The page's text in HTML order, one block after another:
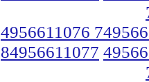
4956611076
84956611077